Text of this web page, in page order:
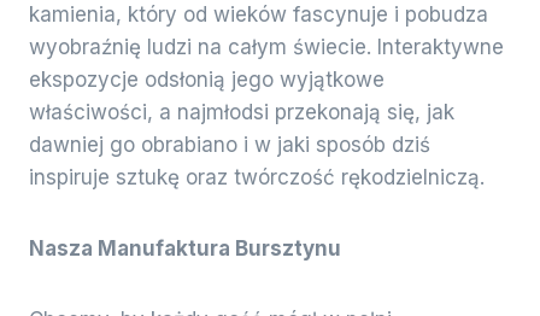
kamienia, który od wieków fascynuje i pobudza
wyobraźnię ludzi na całym świecie. Interaktywne
ekspozycje odsłonią jego wyjątkowe
właściwości, a najmłodsi przekonają się, jak
dawniej go obrabiano i w jaki sposób dziś
inspiruje sztukę oraz twórczość rękodzielniczą.
Nasza Manufaktura Bursztynu